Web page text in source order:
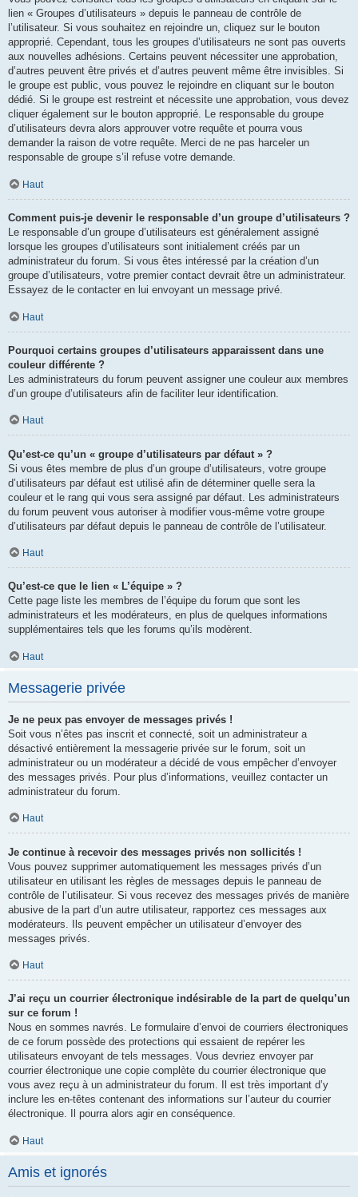
lien « Groupes d’utilisateurs » depuis le panneau de contrôle de
l’utilisateur. Si vous souhaitez en rejoindre un, cliquez sur le bouton
approprié. Cependant, tous les groupes d’utilisateurs ne sont pas ouverts
aux nouvelles adhésions. Certains peuvent nécessiter une approbation,
d’autres peuvent être privés et d’autres peuvent même être invisibles. Si
le groupe est public, vous pouvez le rejoindre en cliquant sur le bouton
dédié. Si le groupe est restreint et nécessite une approbation, vous devez
cliquer également sur le bouton approprié. Le responsable du groupe
d’utilisateurs devra alors approuver votre requête et pourra vous
demander la raison de votre requête. Merci de ne pas harceler un
responsable de groupe s’il refuse votre demande.
Haut
Comment puis-je devenir le responsable d’un groupe d’utilisateurs ?
Le responsable d’un groupe d’utilisateurs est généralement assigné
lorsque les groupes d’utilisateurs sont initialement créés par un
administrateur du forum. Si vous êtes intéressé par la création d’un
groupe d’utilisateurs, votre premier contact devrait être un administrateur.
Essayez de le contacter en lui envoyant un message privé.
Haut
Pourquoi certains groupes d’utilisateurs apparaissent dans une
couleur différente ?
Les administrateurs du forum peuvent assigner une couleur aux membres
d’un groupe d’utilisateurs afin de faciliter leur identification.
Haut
Qu’est-ce qu’un « groupe d’utilisateurs par défaut » ?
Si vous êtes membre de plus d’un groupe d’utilisateurs, votre groupe
d’utilisateurs par défaut est utilisé afin de déterminer quelle sera la
couleur et le rang qui vous sera assigné par défaut. Les administrateurs
du forum peuvent vous autoriser à modifier vous-même votre groupe
d’utilisateurs par défaut depuis le panneau de contrôle de l’utilisateur.
Haut
Qu’est-ce que le lien « L’équipe » ?
Cette page liste les membres de l’équipe du forum que sont les
administrateurs et les modérateurs, en plus de quelques informations
supplémentaires tels que les forums qu’ils modèrent.
Haut
Messagerie privée
Je ne peux pas envoyer de messages privés !
Soit vous n’êtes pas inscrit et connecté, soit un administrateur a
désactivé entièrement la messagerie privée sur le forum, soit un
administrateur ou un modérateur a décidé de vous empêcher d’envoyer
des messages privés. Pour plus d’informations, veuillez contacter un
administrateur du forum.
Haut
Je continue à recevoir des messages privés non sollicités !
Vous pouvez supprimer automatiquement les messages privés d’un
utilisateur en utilisant les règles de messages depuis le panneau de
contrôle de l’utilisateur. Si vous recevez des messages privés de manière
abusive de la part d’un autre utilisateur, rapportez ces messages aux
modérateurs. Ils peuvent empêcher un utilisateur d’envoyer des
messages privés.
Haut
J’ai reçu un courrier électronique indésirable de la part de quelqu’un
sur ce forum !
Nous en sommes navrés. Le formulaire d’envoi de courriers électroniques
de ce forum possède des protections qui essaient de repérer les
utilisateurs envoyant de tels messages. Vous devriez envoyer par
courrier électronique une copie complète du courrier électronique que
vous avez reçu à un administrateur du forum. Il est très important d’y
inclure les en-têtes contenant des informations sur l’auteur du courrier
électronique. Il pourra alors agir en conséquence.
Haut
Amis et ignorés